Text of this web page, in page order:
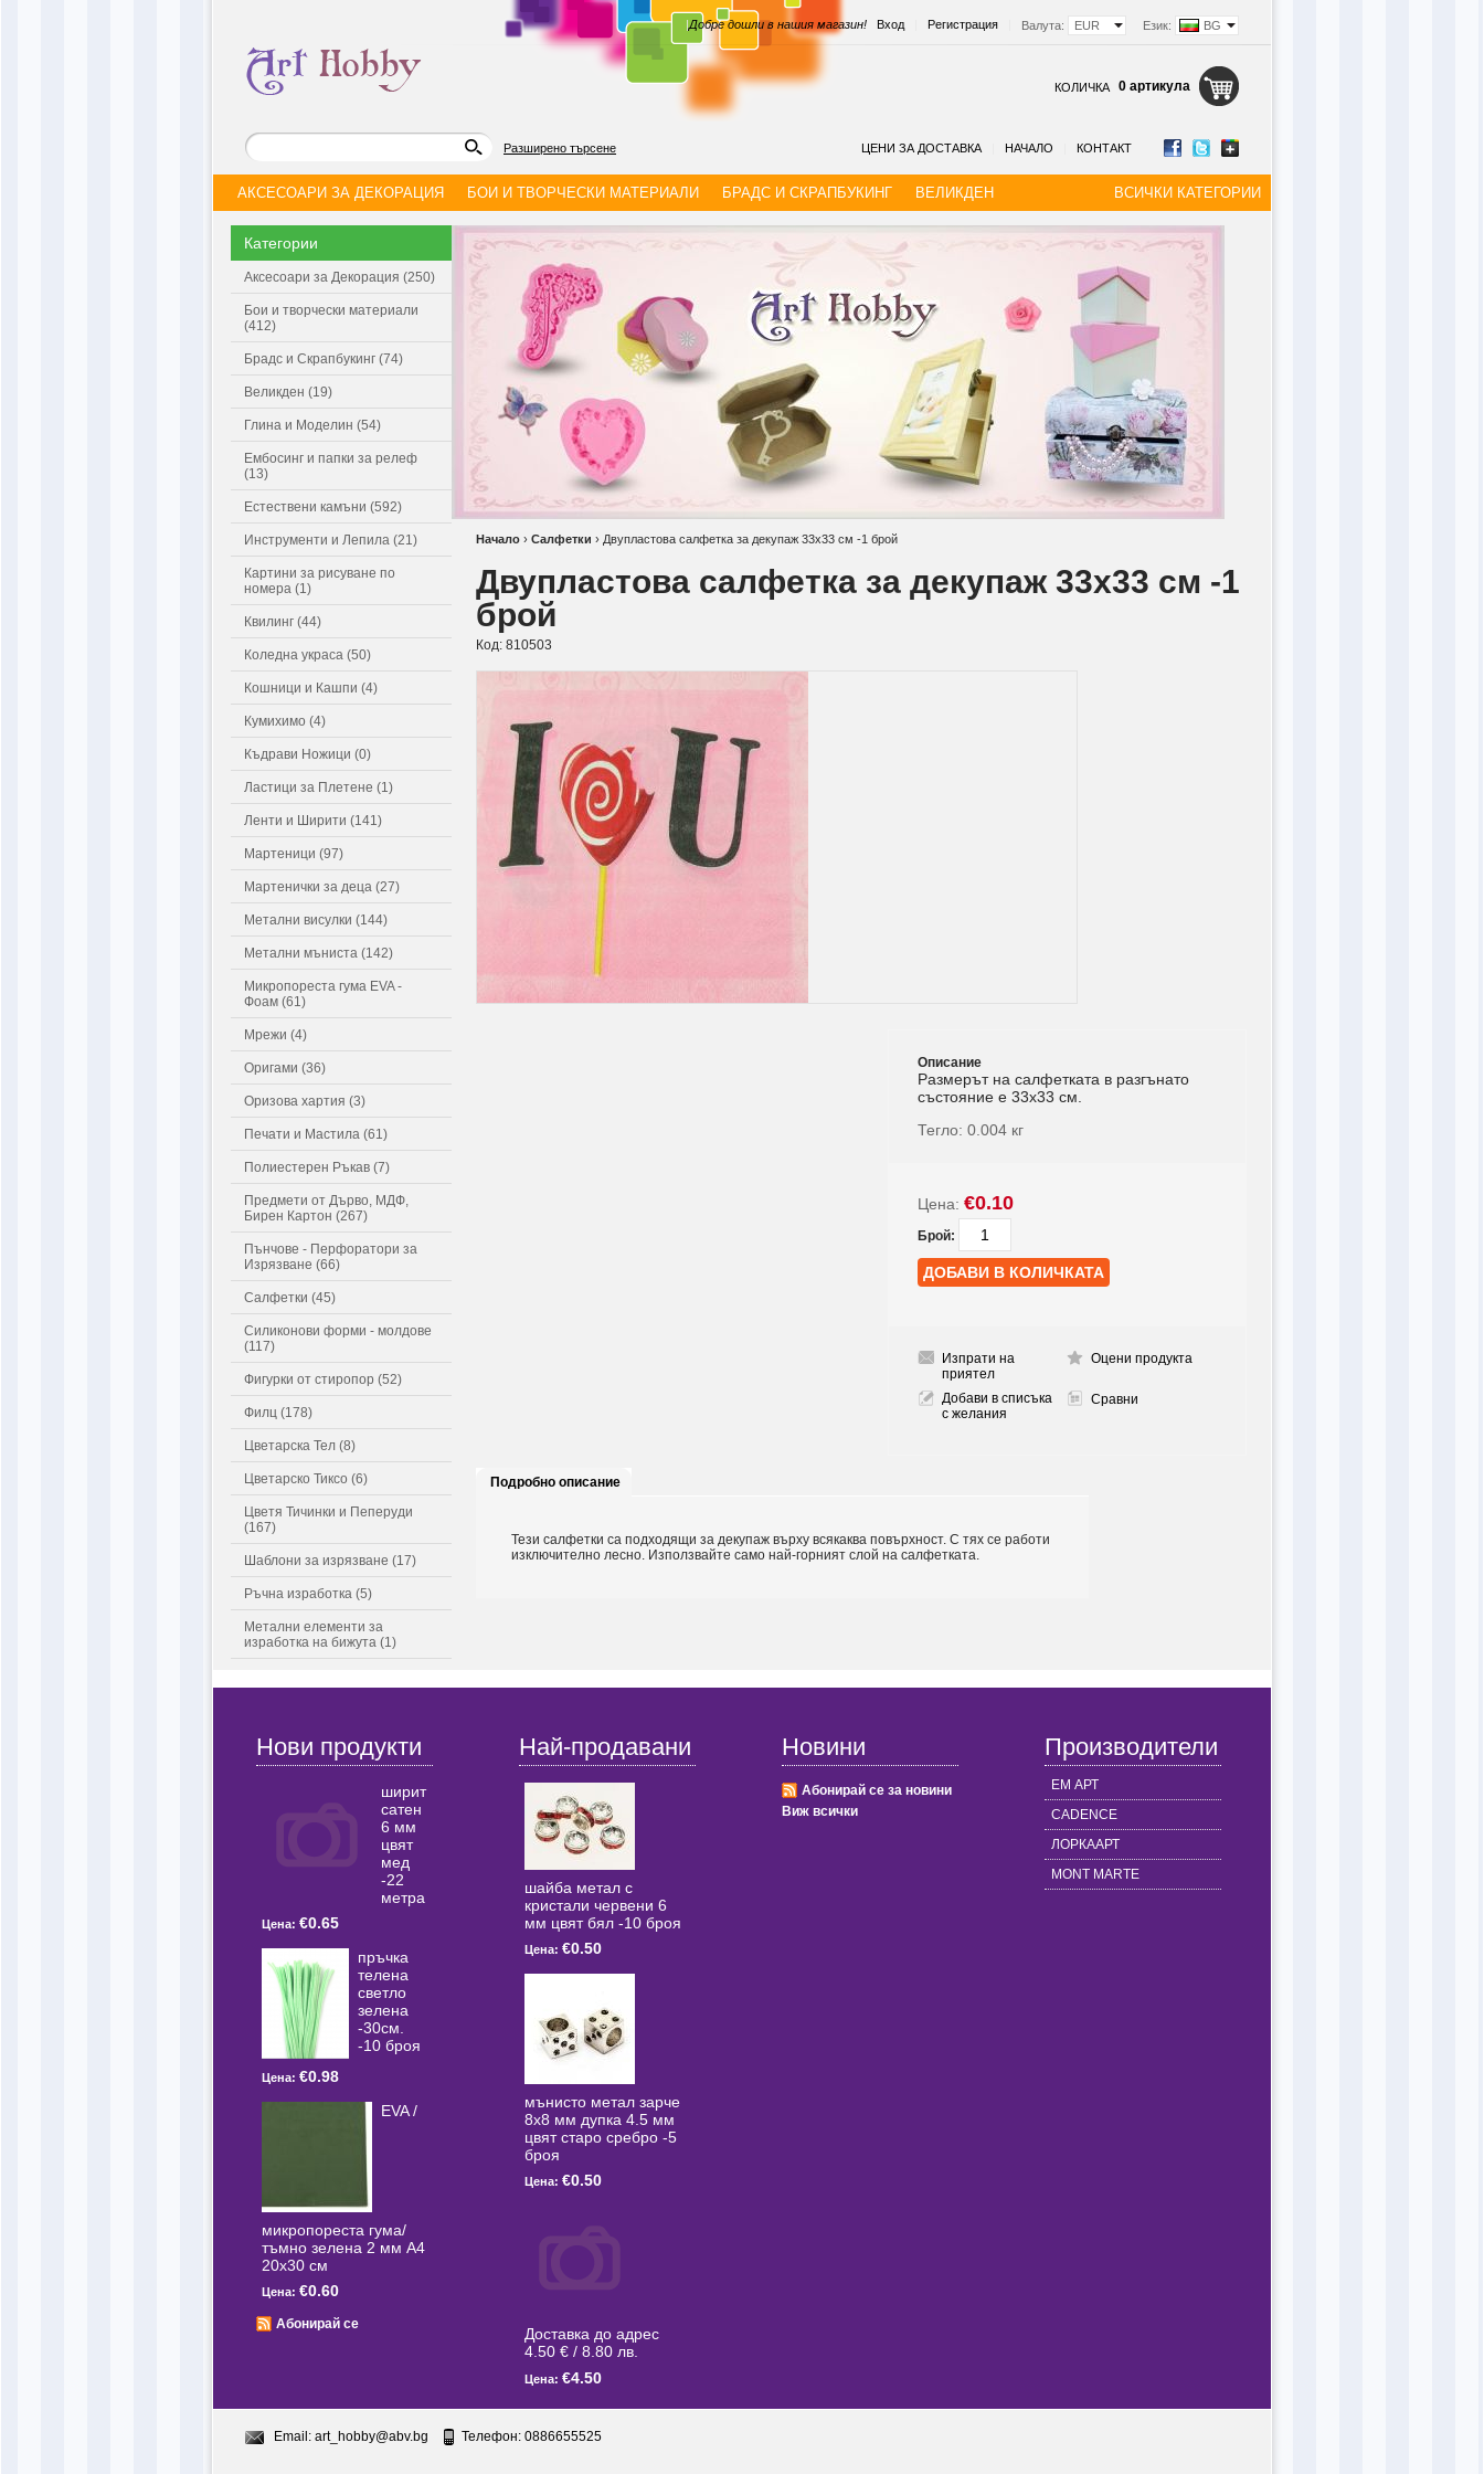
Език: BG
Валута: EUR
Вход Регистрация
Добре дошли в нашия магазин!
|
КОЛИЧКА 0 артикула
Разширено търсене ЦЕНИ ЗА ДОСТАВКА НАЧАЛО КОНТАКТ
АКСЕСОАРИ ЗА ДЕКОРАЦИЯ БОИ И ТВОРЧЕСКИ МАТЕРИАЛИ БРАДС И СКРАПБУКИНГ ВЕЛИКДЕН ВСИЧКИ КАТЕГОРИИ
Категории
Аксесоари за Декорация (250)
Бои и творчески материали
(412)
Брадс и Скрапбукинг (74)
Великден (19)
Глина и Моделин (54)
Ембосинг и папки за релеф
(13)
Естествени камъни (592)
Инструменти и Лепила (21)
Картини за рисуване по
номера (1)
Квилинг (44)
Коледна украса (50)
Кошници и Кашпи (4)
Кумихимо (4)
Къдрави Ножици (0)
Ластици за Плетене (1)
Ленти и Ширити (141)
Мартеници (97)
Мартенички за деца (27)
Метални висулки (144)
Метални мъниста (142)
Микропореста гума EVA -
Фоам (61)
Мрежи (4)
Оригами (36)
Оризова хартия (3)
Печати и Мастила (61)
Полиестерен Ръкав (7)
Предмети от Дърво, МДФ,
Бирен Картон (267)
Пънчове - Перфоратори за
Изрязване (66)
Салфетки (45)
Силиконови форми - молдове
(117)
Фигурки от стиропор (52)
Филц (178)
Цветарска Тел (8)
Цветарско Тиксо (6)
Цветя Тичинки и Пеперуди
(167)
Шаблони за изрязване (17)
Ръчна изработка (5)
Метални елементи за
изработка на бижута (1)
Начало › Салфетки › Двупластова салфетка за декупаж 33х33 см -1 брой
Двупластова салфетка за декупаж 33х33 см -1
брой
Код: 810503
Описание
Размерът на салфетката в разгънато
състояние е 33х33 см.
Тегло: 0.004 кг
Цена: €0.10
Брой:
Изпрати на
приятел
Оцени продукта
Добави в списъка
с желания
Сравни
Подробно описание
Тези салфетки са подходящи за декупаж върху всякаква повърхност. С тях се работи
изключително лесно. Използвайте само най-горният слой на салфетката.
Нови продукти
ширит
сатен
6 мм
цвят
мед
-22
метра
Цена: €0.65
пръчка
телена
светлo
зелена
-30см.
-10 броя
Цена: €0.98
EVA /
микропореста гума/
тъмно зелена 2 мм А4
20x30 см
Цена: €0.60
Абонирай се
Най-продавани
шайба метал с
кристали червени 6
мм цвят бял -10 броя
Цена: €0.50
мънисто метал зарче
8x8 мм дупка 4.5 мм
цвят старо сребро -5
броя
Цена: €0.50
Доставка до адрес
4.50 € / 8.80 лв.
Цена: €4.50
Новини
Абонирай се за новини
Виж всички
Производители
ЕМ АРТ
CADENCE
ЛОРКААРТ
MONT MARTE
Email: art_hobby@abv.bg Телефон: 0886655525